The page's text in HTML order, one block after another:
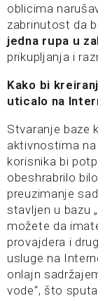
oblicima
zabrinutost da
jedna rupa u
prikupljanja i
Kako bi
uticalo na
Stvaranje baze
aktivnostima
korisnika bi
obeshrabrilo
preuzimanje
stavljen u bazu
možete da
provajdera i
usluge na
onlajn
vode“, što